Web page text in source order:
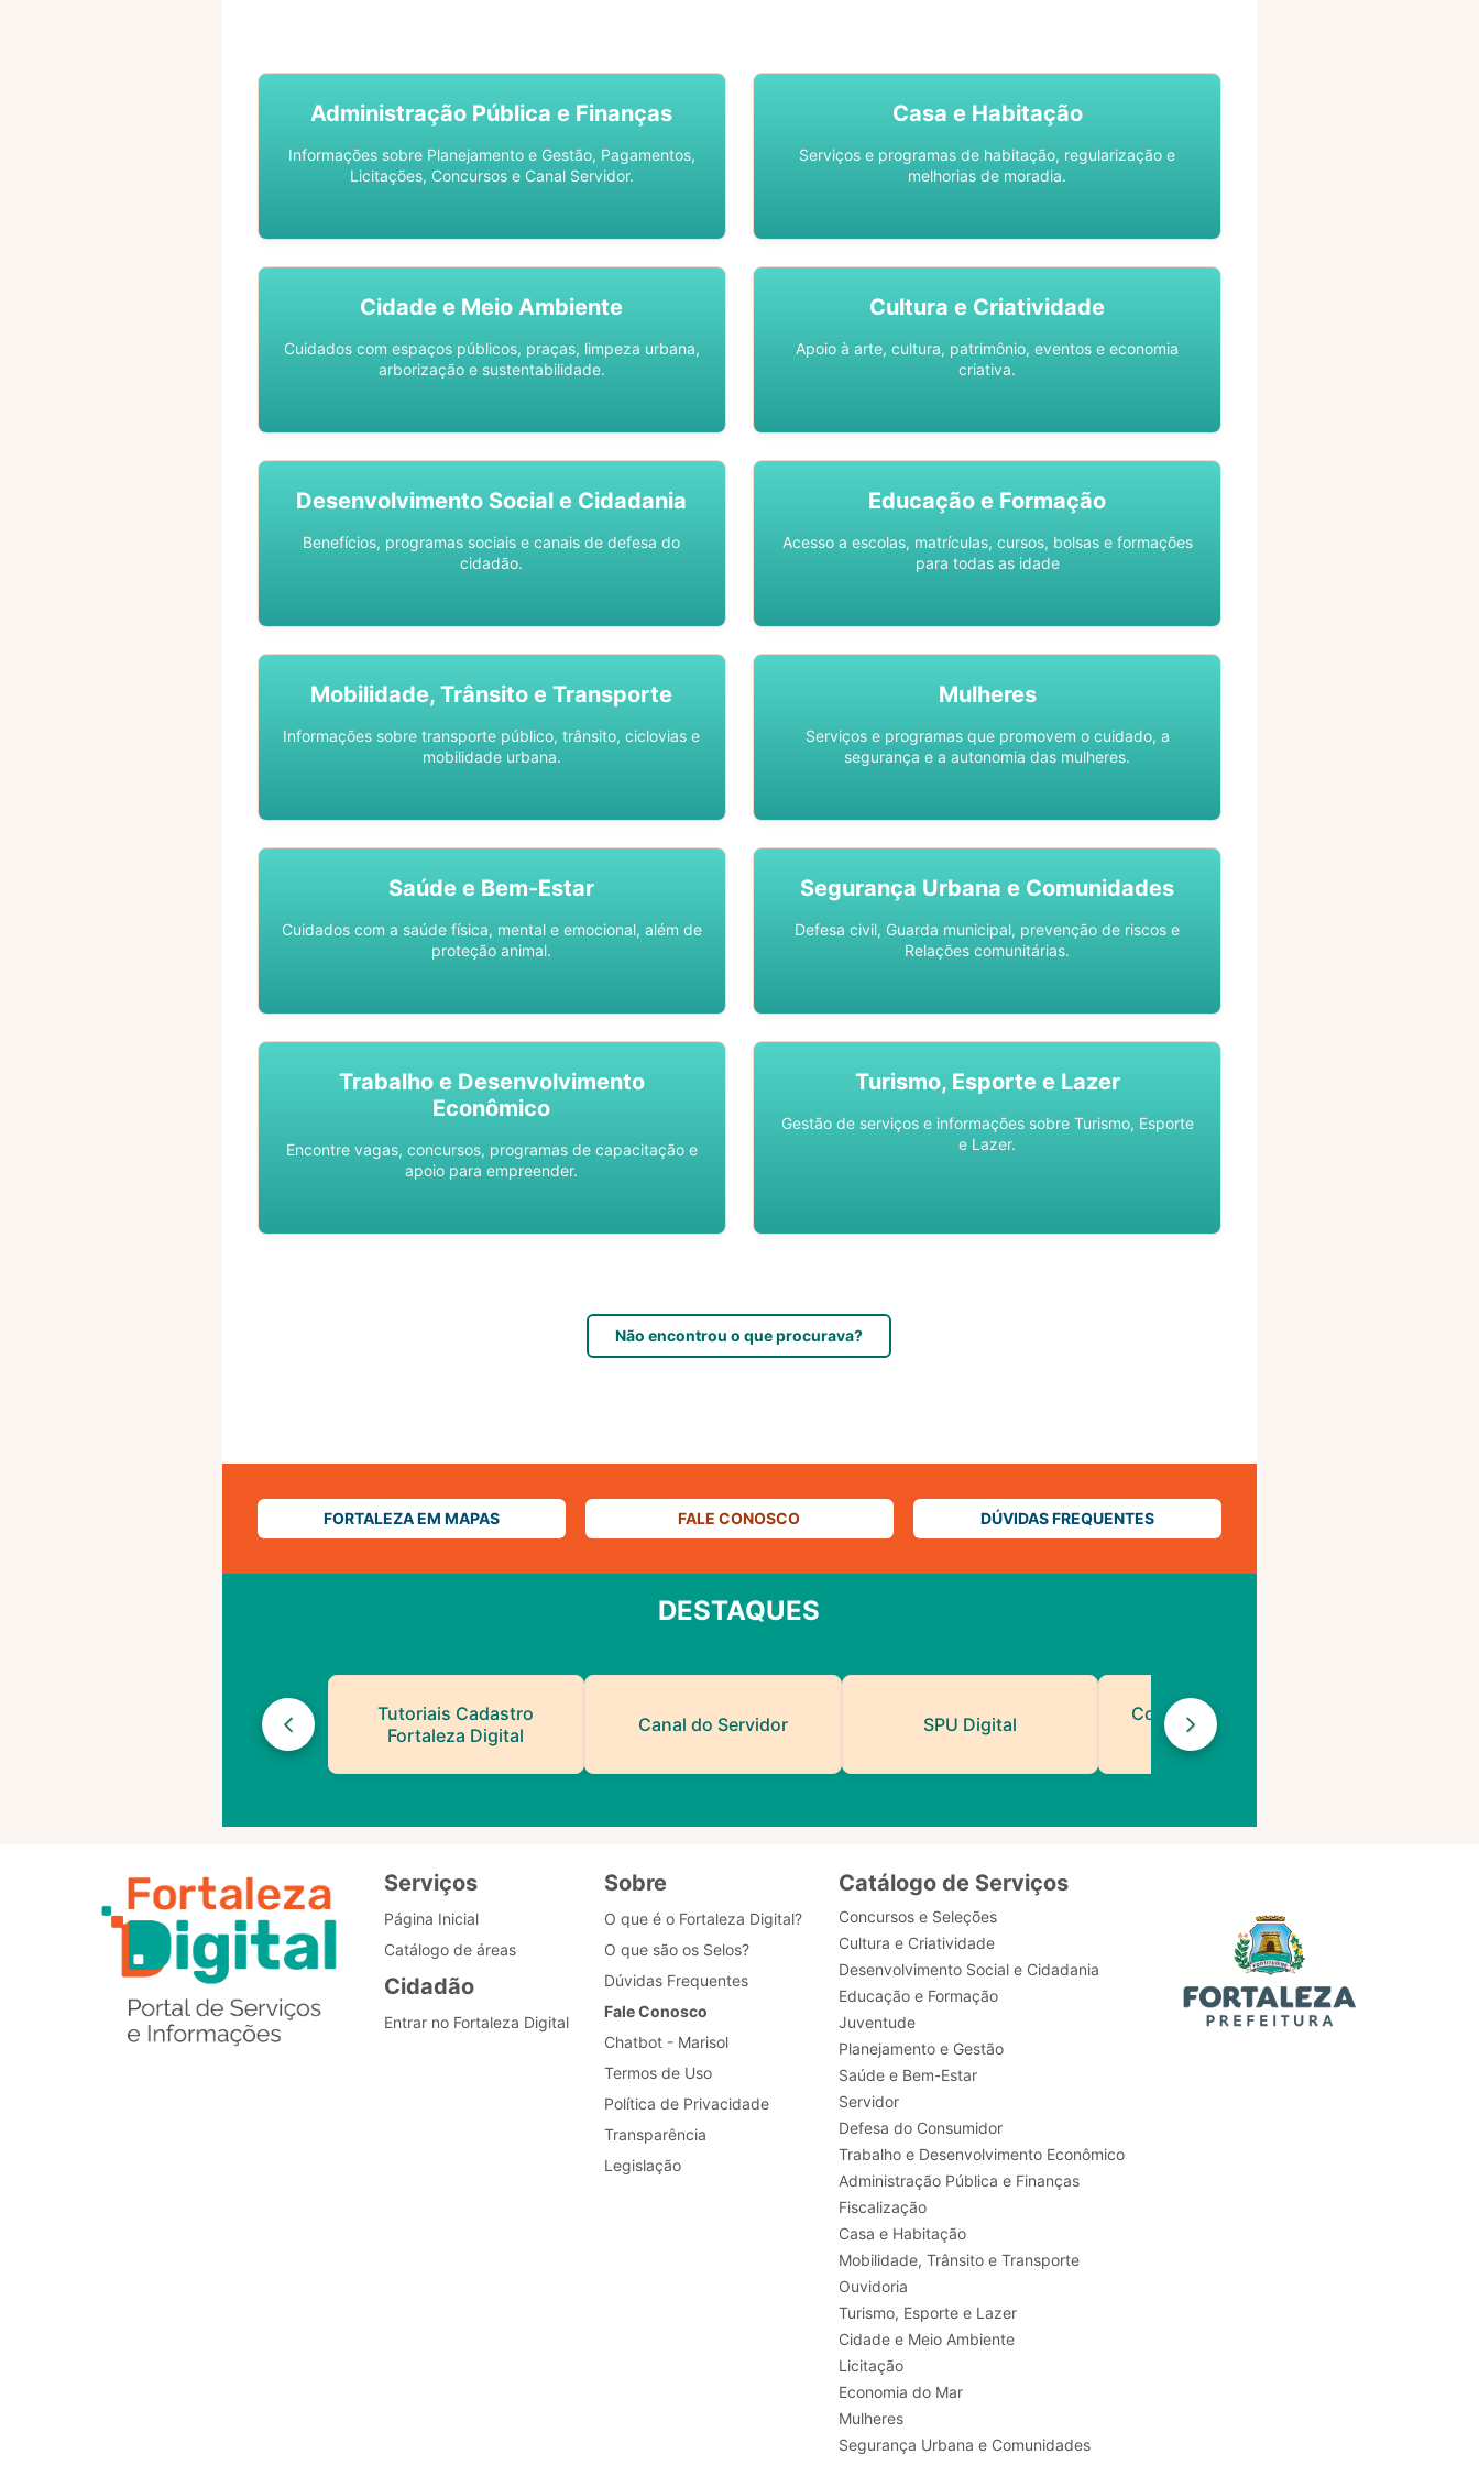
Administração Pública e Finanças
Informações sobre Planejamento e Gestão, Pagamentos,
Licitações, Concursos e Canal Servidor.
Casa e Habitação
Serviços e programas de habitação, regularização e
melhorias de moradia.
Cidade e Meio Ambiente
Cuidados com espaços públicos, praças, limpeza urbana,
arborização e sustentabilidade.
Cultura e Criatividade
Apoio à arte, cultura, patrimônio, eventos e economia
criativa.
Desenvolvimento Social e Cidadania
Benefícios, programas sociais e canais de defesa do
cidadão.
Educação e Formação
Acesso a escolas, matrículas, cursos, bolsas e formações
para todas as idade
Mobilidade, Trânsito e Transporte
Informações sobre transporte público, trânsito, ciclovias e
mobilidade urbana.
Mulheres
Serviços e programas que promovem o cuidado, a
segurança e a autonomia das mulheres.
Saúde e Bem-Estar
Cuidados com a saúde física, mental e emocional, além de
proteção animal.
Segurança Urbana e Comunidades
Defesa civil, Guarda municipal, prevenção de riscos e
Relações comunitárias.
Trabalho e Desenvolvimento
Econômico
Encontre vagas, concursos, programas de capacitação e
apoio para empreender.
Turismo, Esporte e Lazer
Gestão de serviços e informações sobre Turismo, Esporte
e Lazer.
Não encontrou o que procurava?
FORTALEZA EM MAPAS FALE CONOSCO DÚVIDAS FREQUENTES
DESTAQUES
Tutoriais Cadastro
Fortaleza Digital
Canal do Servidor SPU Digital
Contatos de Protocolo
da PMF
Serviços
Página Inicial
Catálogo de áreas
Cidadão
Entrar no Fortaleza Digital
Sobre
O que é o Fortaleza Digital?
O que são os Selos?
Dúvidas Frequentes
Fale Conosco
Chatbot - Marisol
Termos de Uso
Política de Privacidade
Transparência
Legislação
Catálogo de Serviços
Concursos e Seleções
Cultura e Criatividade
Desenvolvimento Social e Cidadania
Educação e Formação
Juventude
Planejamento e Gestão
Saúde e Bem-Estar
Servidor
Defesa do Consumidor
Trabalho e Desenvolvimento Econômico
Administração Pública e Finanças
Fiscalização
Casa e Habitação
Mobilidade, Trânsito e Transporte
Ouvidoria
Turismo, Esporte e Lazer
Cidade e Meio Ambiente
Licitação
Economia do Mar
Mulheres
Segurança Urbana e Comunidades